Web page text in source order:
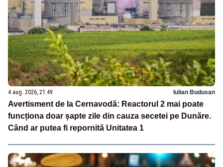
4 aug. 2026, 21:49 Iulian Budusan
Avertisment de la Cernavodă: Reactorul 2 mai poate
funcționa doar șapte zile din cauza secetei pe Dunăre.
Când ar putea fi repornită Unitatea 1